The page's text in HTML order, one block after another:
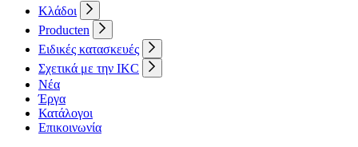
Κλάδοι
Producten
Ειδικές κατασκευές
Σχετικά με την IKC
Νέα
Έργα
Κατάλογοι
Επικοινωνία